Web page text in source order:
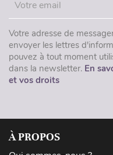
Votre adresse de
envoyer les lettres
pouvez à tout moment
dans la newsletter. En
et vos droits
À PROPOS